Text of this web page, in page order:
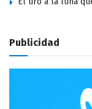
Publicidad